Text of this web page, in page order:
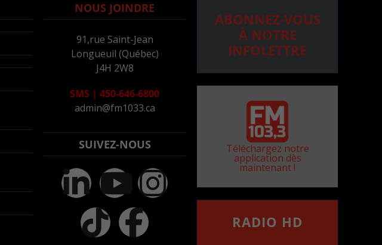
NOUS JOINDRE
91,rue Saint-Jean
Longueuil (Québec)
J4H 2W8
SMS | 450-646-6800
admin@fm1033.ca
SUIVEZ-NOUS
ABONNEZ-VOUS
À NOTRE
INFOLETTRE
Téléchargez notre
application dès
maintenant !
RADIO HD